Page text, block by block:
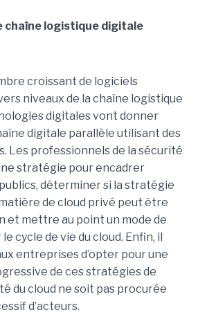
chaîne logistique digitale
croissant de logiciels
niveaux de la chaîne logistique
digitales vont donner
digitale parallèle utilisant des
Les professionnels de la sécurité
stratégie pour encadrer
publics, déterminer si la stratégie
de cloud privé peut être
et mettre au point un mode de
cycle de vie du cloud. Enfin, il
entreprises d’opter pour une
de ces stratégies de
du cloud ne soit pas procurée
d’acteurs.